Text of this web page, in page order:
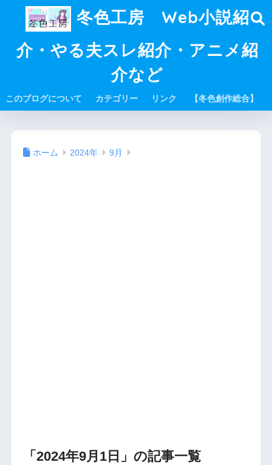
冬色工房 Web小説紹
介・やる夫スレ紹介・アニメ紹
介など
このブログについて カテゴリー リンク 【冬色創作総合】
ホーム 2024年 9月
「2024年9月1日」の記事一覧